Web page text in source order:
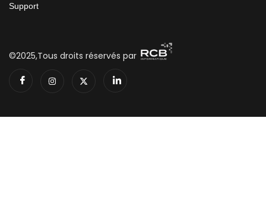
Support
©2025,Tous droits réservés par